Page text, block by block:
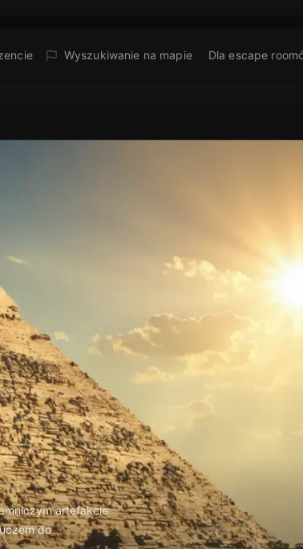
Wyszukiwanie na mapie Dla escape
artefakcie
do